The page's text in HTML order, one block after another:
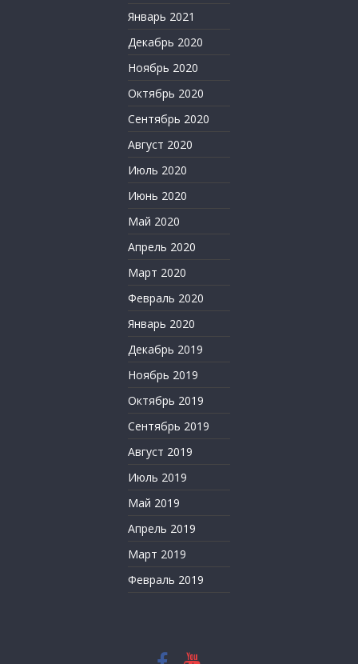
Январь 2021
Декабрь 2020
Ноябрь 2020
Октябрь 2020
Сентябрь 2020
Август 2020
Июль 2020
Июнь 2020
Май 2020
Апрель 2020
Март 2020
Февраль 2020
Январь 2020
Декабрь 2019
Ноябрь 2019
Октябрь 2019
Сентябрь 2019
Август 2019
Июль 2019
Май 2019
Апрель 2019
Март 2019
Февраль 2019